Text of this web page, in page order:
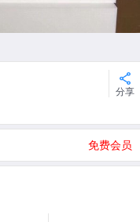
分享
免费会员